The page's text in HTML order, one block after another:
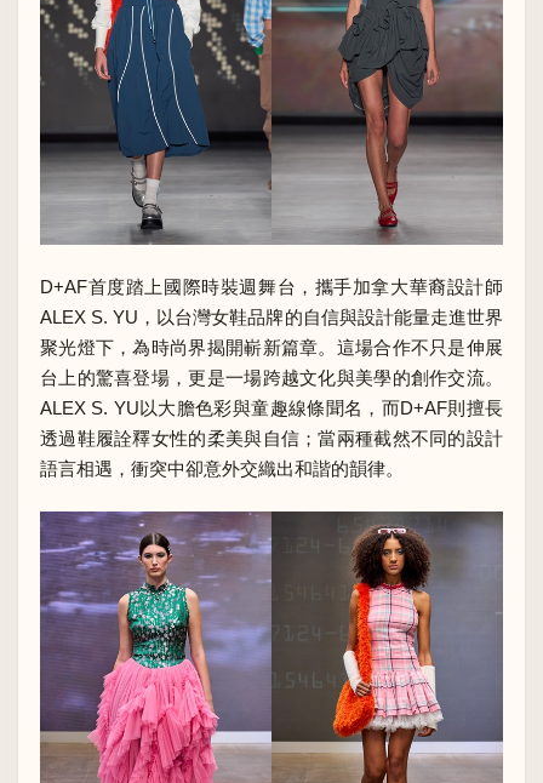
D+AF首度踏上國際時裝週舞台，攜手加拿大華裔設計師
ALEX S. YU，以台灣女鞋品牌的自信與設計能量走進世界
聚光燈下，為時尚界揭開嶄新篇章。這場合作不只是伸展
台上的驚喜登場，更是一場跨越文化與美學的創作交流。
ALEX S. YU以大膽色彩與童趣線條聞名，而D+AF則擅長
透過鞋履詮釋女性的柔美與自信；當兩種截然不同的設計
語言相遇，衝突中卻意外交織出和諧的韻律。